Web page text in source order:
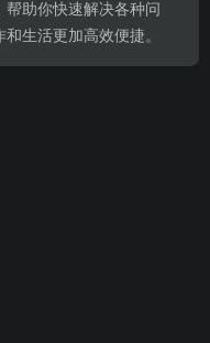
助你快速解决各种问
生活更加高效便捷。